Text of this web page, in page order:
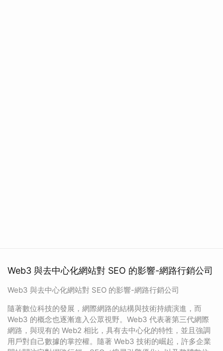
Web3 與去中心化網站對 SEO 的影響-網路行銷公司
Web3 與去中心化網站對 SEO 的影響-網路行銷公司
隨著數位科技的發展，網際網路的結構與技術持續演進，而
Web3 的概念也逐漸進入公眾視野。Web3 代表著第三代網際
網路，與現有的 Web2 相比，具有去中心化的特性，並且強調
用戶對自己數據的掌控權。隨著 Web3 技術的崛起，許多企業